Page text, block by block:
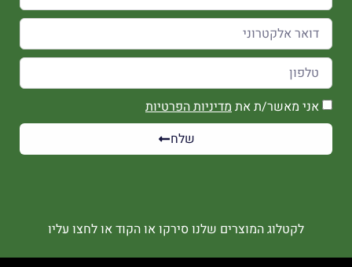
אני מאשר/ת את מדיניות הפרטיות
שלח
לקטלוג המוצרים שלנו סירקו או הקוד או לחצו עליו